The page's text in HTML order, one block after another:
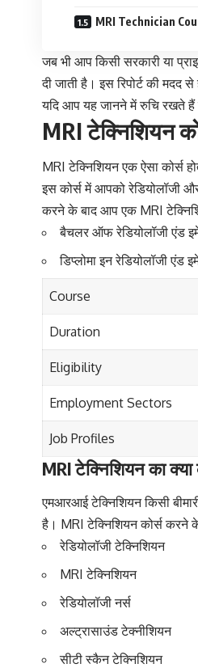
MRI Technician
जब भी आप किसी सरकारी या
दी जाती है। इस रिपोर्ट की मदद
यदि आप यह जानने में रुचि रखते हैं
MRI टेक्निशियन
MRI टेक्निशियन एक ऐसा कोर्स
इस कोर्स में आपको रेडियोलॉजी
करने के बाद आप एक MRI
बैचलर ऑफ रेडियोलॉजी एंड
डिप्लोमा इन रेडियोलॉजी एंड
Course
Duration
Eligibility
Employment Sectors
Job Profiles
MRI टेक्निशियन का क्या
एमआरआई टेक्निशियन किसी
है। MRI टेक्निशियन कोर्स करने
रेडियोलॉजी टेक्निशियन
MRI टेक्निशियन
रेडियोलॉजी नर्स
अल्ट्रासाउंड टेक्नीशियन
सीटी स्कैन टेक्निशियन